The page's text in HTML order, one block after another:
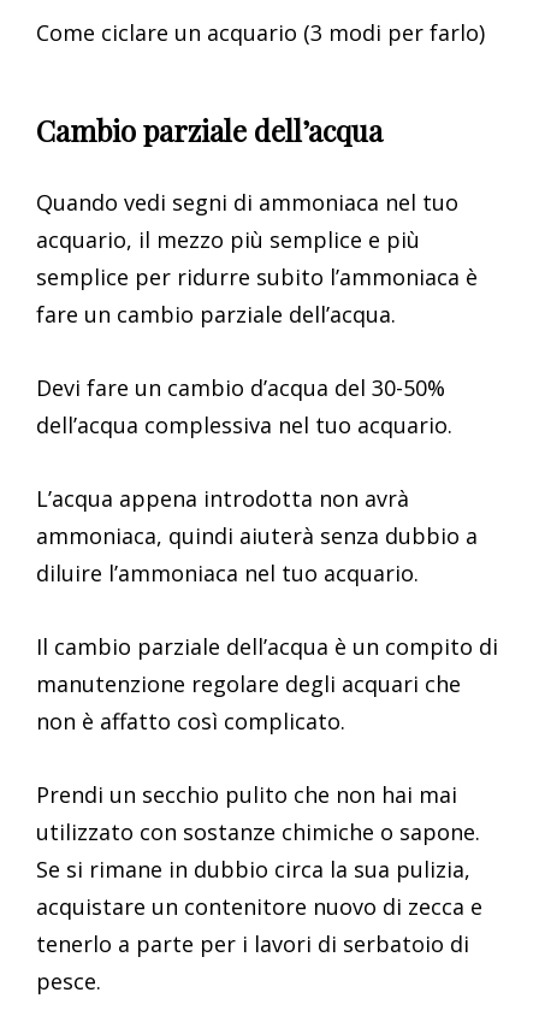
Come ciclare un acquario (3 modi per farlo)
Cambio parziale dell’acqua
Quando vedi segni di ammoniaca nel tuo
acquario, il mezzo più semplice e più
semplice per ridurre subito l’ammoniaca è
fare un cambio parziale dell’acqua.
Devi fare un cambio d’acqua del 30-50%
dell’acqua complessiva nel tuo acquario.
L’acqua appena introdotta non avrà
ammoniaca, quindi aiuterà senza dubbio a
diluire l’ammoniaca nel tuo acquario.
Il cambio parziale dell’acqua è un compito di
manutenzione regolare degli acquari che
non è affatto così complicato.
Prendi un secchio pulito che non hai mai
utilizzato con sostanze chimiche o sapone.
Se si rimane in dubbio circa la sua pulizia,
acquistare un contenitore nuovo di zecca e
tenerlo a parte per i lavori di serbatoio di
pesce.